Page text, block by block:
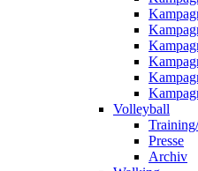
Volleyball
Presse
Archiv